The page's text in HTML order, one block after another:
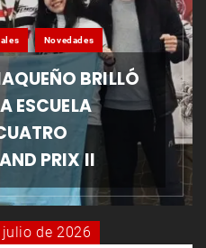
Novedades
BRILLÓ
ESCUELA
PRIX II
julio de 2026